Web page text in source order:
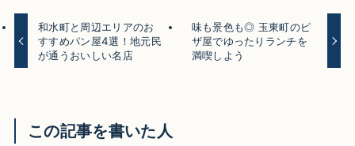
和水町と周辺エリアのお
すすめパン屋4選！地元民
が通うおいしい名店
味も景色も◎ 玉東町のピ
ザ屋でゆったりランチを
満喫しよう
この記事を書いた人